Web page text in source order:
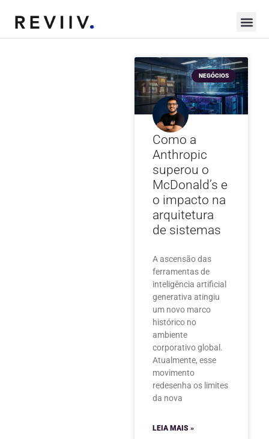
NEGÓCIOS
Como a
Anthropic
superou o
McDonald’s e
o impacto na
arquitetura
de sistemas
A ascensão das
ferramentas de
inteligência artificial
generativa atingiu
um novo marco
histórico no
ambiente
corporativo global.
Atualmente, esse
movimento
redesenha os limites
da nova
LEIA MAIS »